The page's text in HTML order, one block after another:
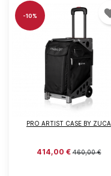
PRO ARTIST CASE BY ZUCA
414,00 €460,00 €
-10%